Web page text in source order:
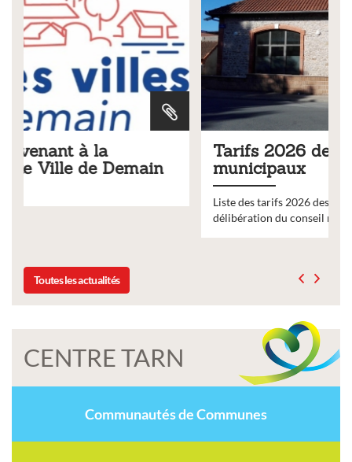
Tarifs 2026 des services
municipaux
Liste des tarifs 2026 des services municipaux,
délibération du conseil municipal du 19 décembre 2025
Toutes les actualités
CENTRE TARN
Communautés de Communes